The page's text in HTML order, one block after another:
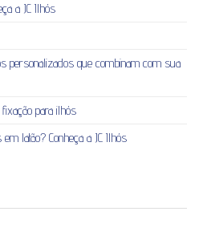
a JC Ilhós
personalizados que combinam com sua
para ilhós
latão? Conheça a JC Ilhós